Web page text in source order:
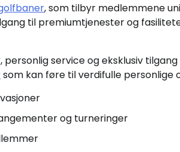
, som tilbyr medlemmene
til premiumtjenester og
service og eksklusiv
som kan føre til verdifulle personlige
og turneringer